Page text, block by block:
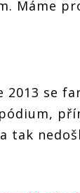
Máme
se
tak